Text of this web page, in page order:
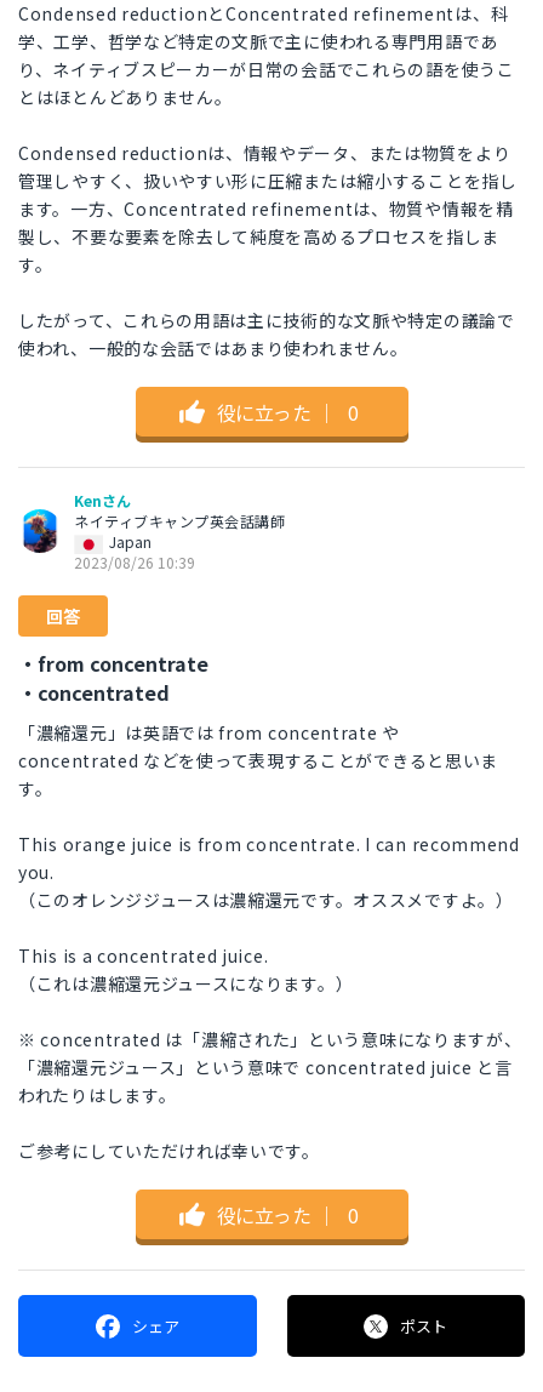
Condensed reductionとConcentrated refinementは、科
学、工学、哲学など特定の文脈で主に使われる専門用語であ
り、ネイティブスピーカーが日常の会話でこれらの語を使うこ
とはほとんどありません。
Condensed reductionは、情報やデータ、または物質をより
管理しやすく、扱いやすい形に圧縮または縮小することを指し
ます。一方、Concentrated refinementは、物質や情報を精
製し、不要な要素を除去して純度を高めるプロセスを指しま
す。
したがって、これらの用語は主に技術的な文脈や特定の議論で
使われ、一般的な会話ではあまり使われません。
役に立った ｜ 0
Kenさん
ネイティブキャンプ英会話講師
Japan
2023/08/26 10:39
回答
・from concentrate
・concentrated
「濃縮還元」は英語では from concentrate や
concentrated などを使って表現することができると思いま
す。
This orange juice is from concentrate. I can recommend
you.
（このオレンジジュースは濃縮還元です。オススメですよ。）
This is a concentrated juice.
（これは濃縮還元ジュースになります。）
※ concentrated は「濃縮された」という意味になりますが、
「濃縮還元ジュース」という意味で concentrated juice と言
われたりはします。
ご参考にしていただければ幸いです。
役に立った ｜ 0
シェア ポスト